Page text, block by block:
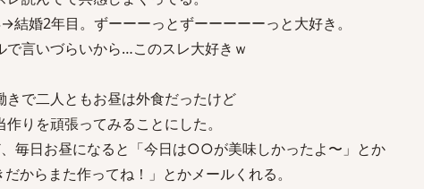
結婚2年目。ずーーーっとずーーーーーっと大好き。
で言いづらいから…このスレ大好きｗ
で二人ともお昼は外食だったけど
りを頑張ってみることにした。
毎日お昼になると「今日は○○が美味しかったよ〜」とか
からまた作ってね！」とかメールくれる。